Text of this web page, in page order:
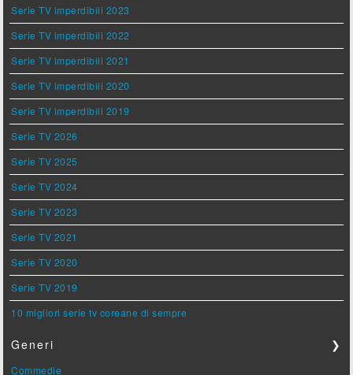
Serie TV imperdibili 2023
Serie TV imperdibili 2022
Serie TV imperdibili 2021
Serie TV imperdibili 2020
Serie TV imperdibili 2019
Serie TV 2026
Serie TV 2025
Serie TV 2024
Serie TV 2023
Serie TV 2021
Serie TV 2020
Serie TV 2019
10 migliori serie tv coreane di sempre
Generi ❯
Commedie